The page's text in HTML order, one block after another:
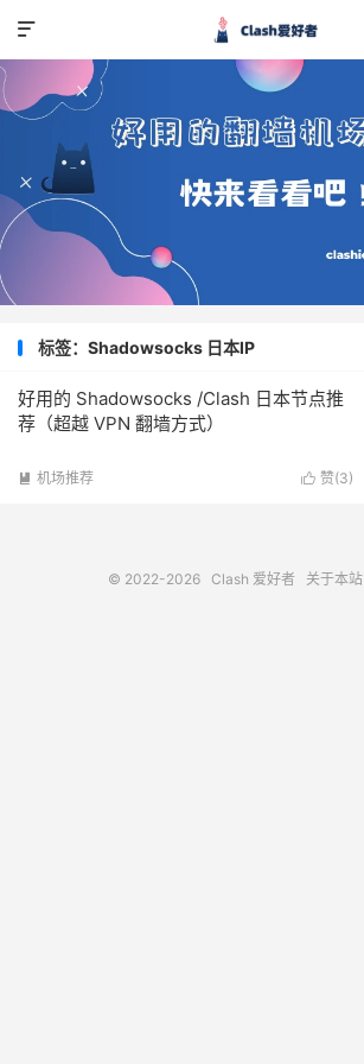

标签：Shadowsocks 日本IP
好用的 Shadowsocks /Clash 日本节点推
荐（超越 VPN 翻墙方式）
 赞(3)
 机场推荐
© 2022-2026 Clash 爱好者 关于本站